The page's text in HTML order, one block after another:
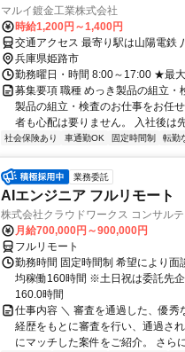
マルイ鍍金工業株式会社
時給1,200円～1,400円
交通アクセス 最寄り駅は山陽電鉄
兵庫県姫路市
勤務曜日・時間 8:00～17:00 ★最大
募集要項 職種 めっき製品の組立・
製品の組立・検査のお仕事をお任
者も心配は要りません。 入社後は
社会保険あり 車通勤OK 固定時間制 転勤
業務委託
AIエンジニア フルリモート
株式会社クラウドワークス コンサル
月給700,000円～900,000円
フルリモート
勤務時間 固定時間制 希望により
均稼働160時間 ※土日祝は委託先
160.0時間
仕事内容 ＼ 審査を通過した、優
経歴をもとに審査を行い、通過さ
にマッチした案件をご紹介。 さら